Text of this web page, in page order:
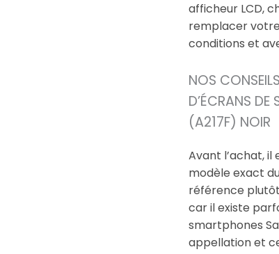
afficheur LCD,
remplacer
conditions et
NOS
D’ÉCRANS
(A217F) NOIR
Avant l’achat,
modèle exact
référence
car il existe
smartphones
appellation et